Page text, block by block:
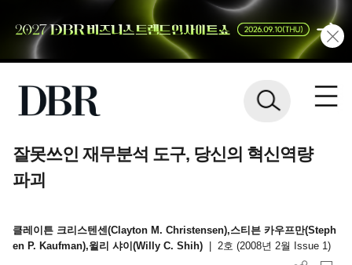
잘못쓰인 재무분석 도구, 당신의 혁신역량
파괴
클레이튼 크리스텐센(Clayton M. Christensen),스티븐 카우프만(Steph
en P. Kaufman),윌리 샤이(Willy C. Shih)
2호 (2008년 2월 Issue 1)